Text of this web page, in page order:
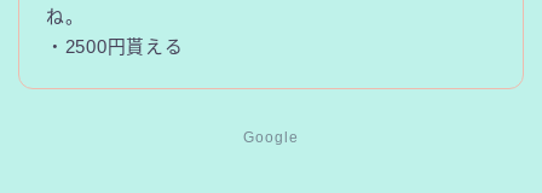
ね。
・2500円貰える
Google